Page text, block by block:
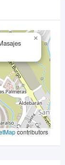
×
contributors